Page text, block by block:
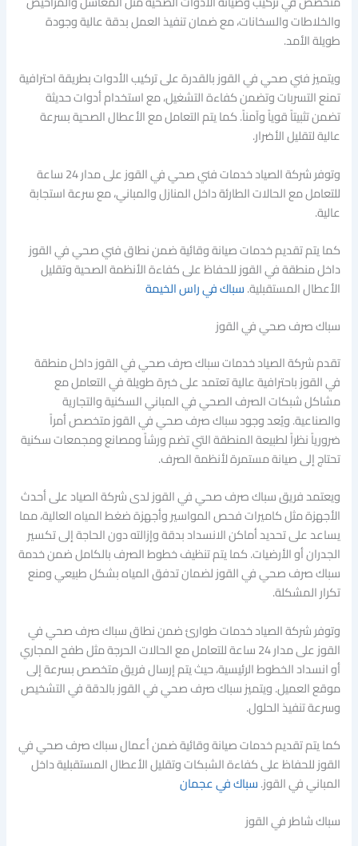
والخلاطات والسخانات، مع ضمان تنفيذ العمل بدقة عالية وجودة
طويلة الأمد.
ويتميز فني صحي في القوز بالقدرة على تركيب الأدوات بطريقة احترافية
تمنع التسربات وتضمن كفاءة التشغيل، مع استخدام أدوات حديثة
تضمن تثبيتاً قوياً وآمناً. كما يتم التعامل مع الأعطال الصحية بسرعة
عالية لتقليل الأضرار.
وتوفر شركة الصياد خدمات فني صحي في القوز على مدار 24 ساعة
للتعامل مع الحالات الطارئة داخل المنازل والمباني، مع سرعة استجابة
عالية.
كما يتم تقديم خدمات صيانة وقائية ضمن نطاق فني صحي في القوز
داخل منطقة في القوز للحفاظ على كفاءة الأنظمة الصحية وتقليل
الأعطال المستقبلية.سباك في راس الخيمة
سباك صرف صحي في القوز
تقدم شركة الصياد خدمات سباك صرف صحي في القوز داخل منطقة
في القوز باحترافية عالية تعتمد على خبرة طويلة في التعامل مع
مشاكل شبكات الصرف الصحي في المباني السكنية والتجارية
والصناعية. ويُعد وجود سباك صرف صحي في القوز متخصص أمراً
ضرورياً نظراً لطبيعة المنطقة التي تضم ورشاً ومصانع ومجمعات سكنية
تحتاج إلى صيانة مستمرة لأنظمة الصرف.
ويعتمد فريق سباك صرف صحي في القوز لدى شركة الصياد على أحدث
الأجهزة مثل كاميرات فحص المواسير وأجهزة ضغط المياه العالية، مما
يساعد على تحديد أماكن الانسداد بدقة وإزالته دون الحاجة إلى تكسير
الجدران أو الأرضيات. كما يتم تنظيف خطوط الصرف بالكامل ضمن خدمة
سباك صرف صحي في القوز لضمان تدفق المياه بشكل طبيعي ومنع
تكرار المشكلة.
وتوفر شركة الصياد خدمات طوارئ ضمن نطاق سباك صرف صحي في
القوز على مدار 24 ساعة للتعامل مع الحالات الحرجة مثل طفح المجاري
أو انسداد الخطوط الرئيسية، حيث يتم إرسال فريق متخصص بسرعة إلى
موقع العميل. ويتميز سباك صرف صحي في القوز بالدقة في التشخيص
وسرعة تنفيذ الحلول.
كما يتم تقديم خدمات صيانة وقائية ضمن أعمال سباك صرف صحي في
القوز للحفاظ على كفاءة الشبكات وتقليل الأعطال المستقبلية داخل
المباني في القوز.سباك في عجمان
سباك شاطر في القوز